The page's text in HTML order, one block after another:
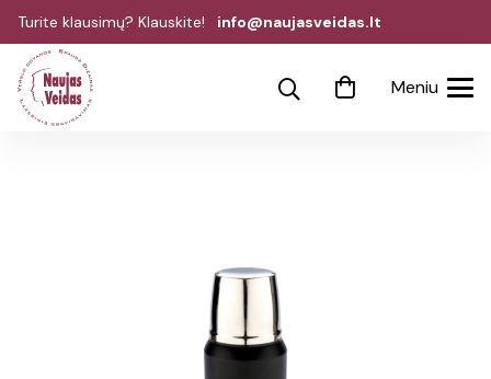
Turite klausimų? Klauskite! info@naujasveidas.lt
Meniu